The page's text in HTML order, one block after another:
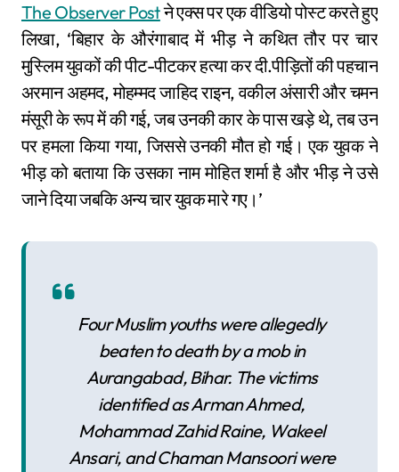
The Observer Postने एक्स पर एक वीडियो पोस्ट करते हुए
लिखा, ‘बिहार के औरंगाबाद में भीड़ ने कथित तौर पर चार
मुस्लिम युवकों की पीट-पीटकर हत्या कर दी.पीड़ितों की पहचान
अरमान अहमद, मोहम्मद जाहिद राइन, वकील अंसारी और चमन
मंसूरी के रूप में की गई, जब उनकी कार के पास खड़े थे, तब उन
पर हमला किया गया, जिससे उनकी मौत हो गई। एक युवक ने
भीड़ को बताया कि उसका नाम मोहित शर्मा है और भीड़ ने उसे
जाने दिया जबकि अन्य चार युवक मारे गए।’
Four Muslim youths were allegedly
beaten to death by a mob in
Aurangabad, Bihar. The victims
identified as Arman Ahmed,
Mohammad Zahid Raine, Wakeel
Ansari, and Chaman Mansoori were